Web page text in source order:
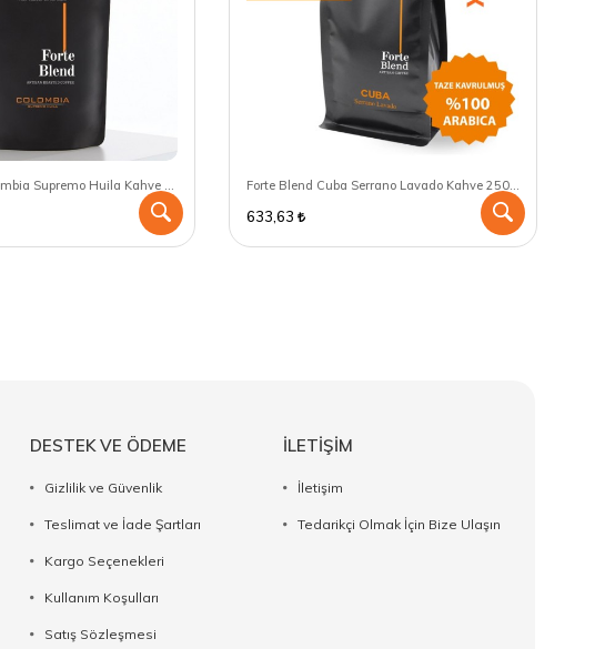
Forte Blend Colombia Supremo Huila Kahve 250 GR - Filtre Kahve Makinası için öğütülmüş Forte Blend Cuba Serrano Lavado Kahve 250 GR - Chemex için öğütülmüş
633,63
DESTEK VE ÖDEME
Gizlilik ve Güvenlik
Teslimat ve İade Şartları
Kargo Seçenekleri
Kullanım Koşulları
Satış Sözleşmesi
İLETİŞİM
İletişim
Tedarikçi Olmak İçin Bize Ulaşın